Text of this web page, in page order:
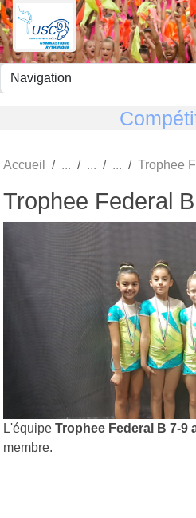
Accueil Trophee
Trophee Federal
L'équipe Trophee Federal B 7-9
membre.
Panneau de gestion des cookies